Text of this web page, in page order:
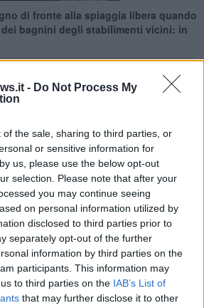
- Do Not Process My
of the sale, sharing to third parties, or
or sensitive information for
us, please use the below opt-out
selection. Please note that after your
you may continue seeing
on personal information utilized by
disclosed to third parties prior to
separately opt-out of the further
information by third parties on the
participants. This information may
to third parties on the IAB’s List of
that may further disclose it to other
di fronte alla spiaggia libera quando
bagnini degli stabilimenti vicini: in
di grande paura nella mattinata di ieri,
spiaggia libera della Lecciona, in
cinque giovanistavano facendo il
rischiato di annegarenelle acque
punto è scattato l'intervento dei
vicini, che si sono precipitati in
in ambulanza alpronto soccorso